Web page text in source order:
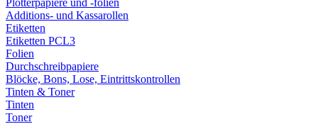
Plotterpapiere und -folien
Additions- und Kassarollen
Etiketten
Etiketten PCL3
Folien
Durchschreibpapiere
Blöcke, Bons, Lose, Eintrittskontrollen
Tinten & Toner
Tinten
Toner